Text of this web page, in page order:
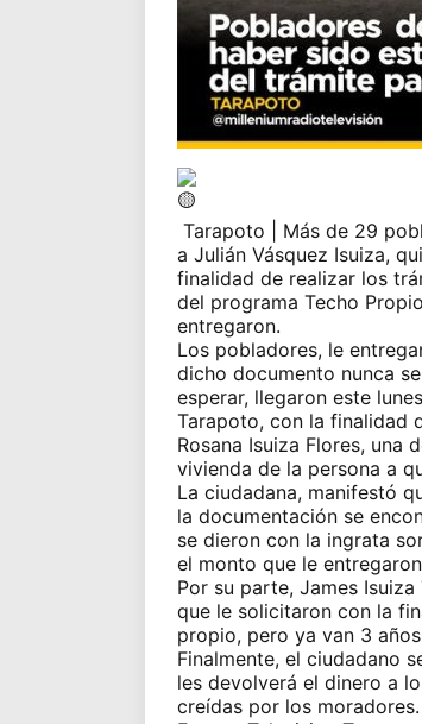
Tarapoto
| Más de 29
a Julián Vásquez Isuiza,
finalidad de realizar los
del programa Techo
entregaron.
Los pobladores, le
dicho documento nunca
esperar, llegaron este
Tarapoto, con la finalidad
Rosana Isuiza Flores, una
vivienda de la persona a
La ciudadana, manifestó
la documentación se
se dieron con la ingrata
el monto que le
Por su parte, James
que le solicitaron con la
propio, pero ya van 3
Finalmente, el ciudadano
les devolverá el dinero a
creídas por los moradores.